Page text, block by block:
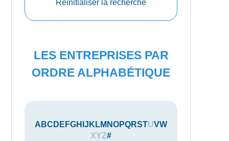
Réinitialiser la recherche
LES ENTREPRISES PAR
ORDRE ALPHABÉTIQUE
A BC D E FGH IJ K LM NOPQRSTUVW
XYZ#